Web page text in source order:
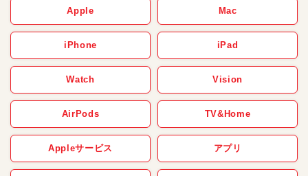
Apple Mac
iPhone iPad
Watch Vision
AirPods TV&Home
Appleサービス アプリ